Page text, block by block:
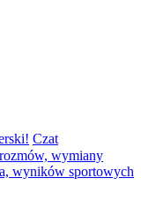
Czat
wymiany
wyników sportowych